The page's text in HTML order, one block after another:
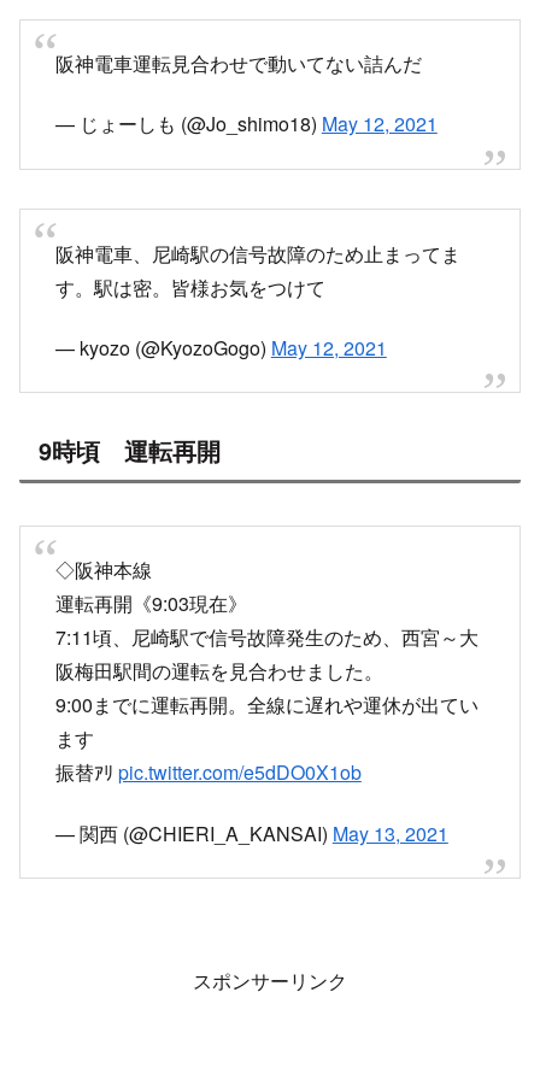
阪神電車運転見合わせで動いてない詰んだ
— じょーしも (@Jo_shimo18) May 12, 2021
阪神電車、尼崎駅の信号故障のため止まってま
す。駅は密。皆様お気をつけて
— kyozo (@KyozoGogo) May 12, 2021
9時頃 運転再開
◇阪神本線
運転再開《9:03現在》
7:11頃、尼崎駅で信号故障発生のため、西宮～大
阪梅田駅間の運転を見合わせました。
9:00までに運転再開。全線に遅れや運休が出てい
ます
振替ｱﾘ pic.twitter.com/e5dDO0X1ob
— 関西 (@CHIERI_A_KANSAI) May 13, 2021
スポンサーリンク